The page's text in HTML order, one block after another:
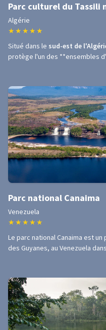
Parc culturel du Tassili
Algérie
★ ★ ★ ★ ★
Situé dans le sud-est de
protège l'un des **ensembles
Parc national Canaima
Venezuela
★ ★ ★ ★ ★
Le parc national Canaima est
des Guyanes, au Venezuela